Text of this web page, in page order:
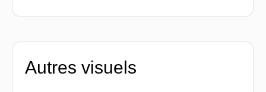
Autres visuels